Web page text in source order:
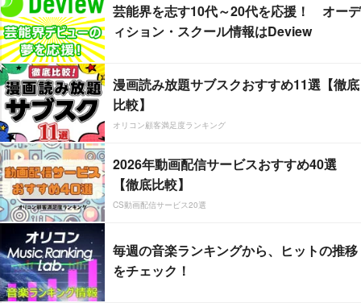
芸能界を志す10代～20代を応援！ オーデ
ィション・スクール情報はDeview
漫画読み放題サブスクおすすめ11選【徹底
比較】
オリコン顧客満足度ランキング
2026年動画配信サービスおすすめ40選
【徹底比較】
CS動画配信サービス20選
毎週の音楽ランキングから、ヒットの推移
をチェック！